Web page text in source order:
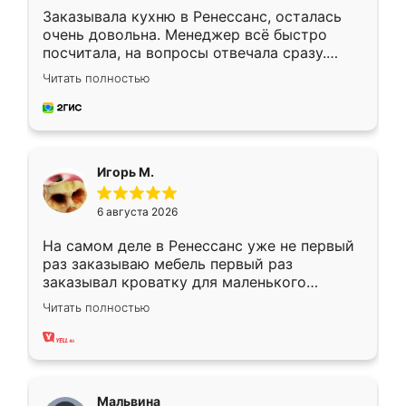
Заказывала кухню в Ренессанс, осталась
очень довольна. Менеджер всё быстро
посчитала, на вопросы отвечала сразу.
Замерщик приехал в субботу, подошёл к
делу со всей ответственностью. Собрали
за день, ребята работали аккуратно, даже
Читать полностью
Игорь М.
6 августа 2026
На самом деле в Ренессанс уже не первый
раз заказываю мебель первый раз
заказывал кроватку для маленького
ребёнка при его рождении ,во второй раз
заказал шкаф-купе. По качеству очень
хорошее сборка достаточно быстрая,
Читать полностью
Мальвина